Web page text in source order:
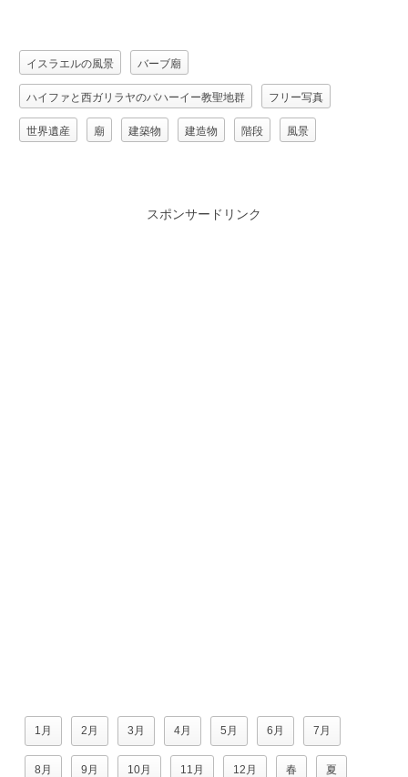
イスラエルの風景 バーブ廟
ハイファと西ガリラヤのバハーイー教聖地群 フリー写真
世界遺産 廟 建築物 建造物 階段 風景
スポンサードリンク
1月 2月 3月 4月 5月 6月 7月
8月 9月 10月 11月 12月 春 夏